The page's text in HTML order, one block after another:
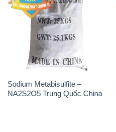
Sodium Metabisulfite –
NA2S2O5 Trung Quốc China